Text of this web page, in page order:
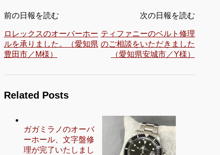
前の日報を読む
ロレックスのオーバーホー
ルを承りました。（愛知県
豊田市／M様）
次の日報を読む
ティファニーのベルト修理
のご相談をいただきました
（愛知県安城市／Y様）
Related Posts
ガガミラノのオーバ
ーホール、文字盤修
理が完了いたしまし